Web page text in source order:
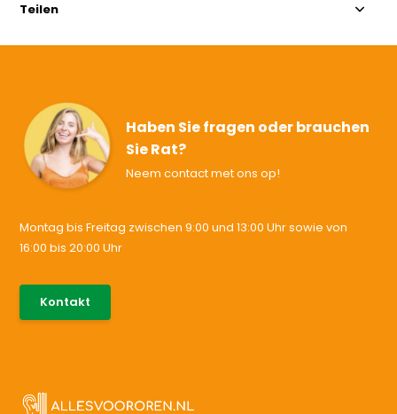
Teilen
Haben Sie fragen oder brauchen
Sie Rat?
Neem contact met ons op!
Montag bis Freitag zwischen 9:00 und 13:00 Uhr sowie von
16:00 bis 20:00 Uhr
Kontakt